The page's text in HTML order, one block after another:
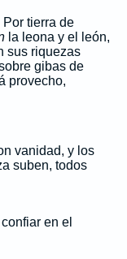
tierra de
la leona y el león,
sus riquezas
gibas de
provecho,
vanidad, y los
suben, todos
en el